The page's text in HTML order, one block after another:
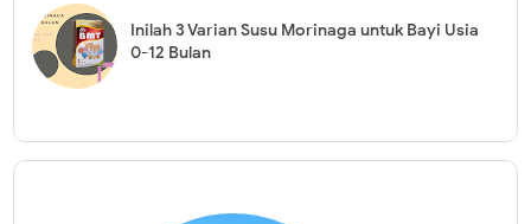
Inilah 3 Varian Susu Morinaga untuk Bayi Usia
0-12 Bulan